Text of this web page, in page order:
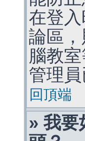
在登
論區
腦教
管理
回頂端
» 我要